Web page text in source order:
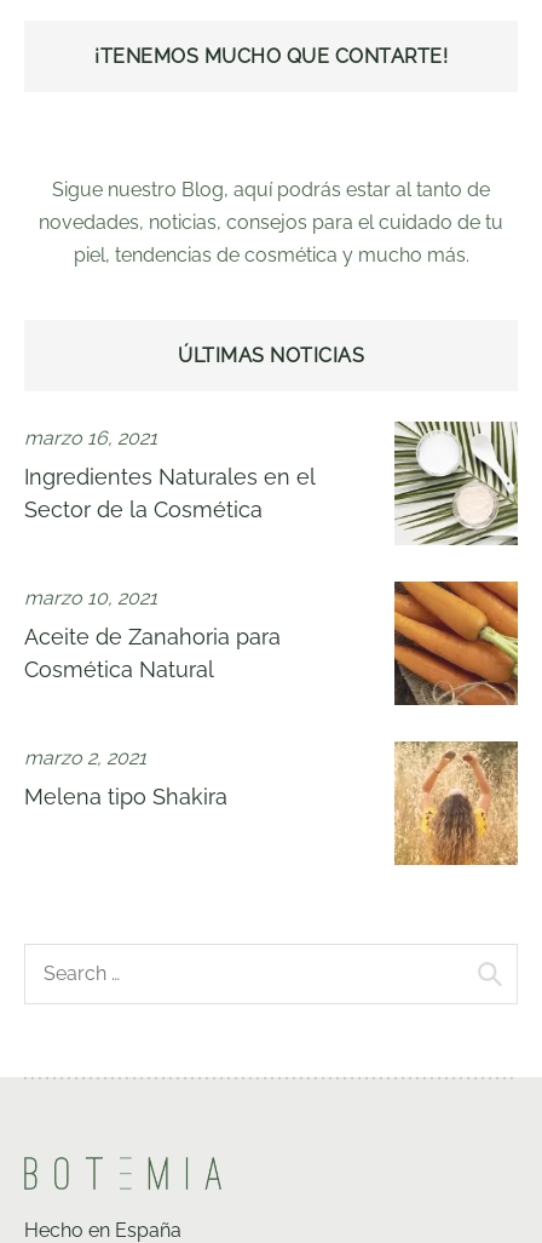
¡TENEMOS MUCHO QUE CONTARTE!
Sigue nuestro Blog, aquí podrás estar al tanto de
novedades, noticias, consejos para el cuidado de tu
piel, tendencias de cosmética y mucho más.
ÚLTIMAS NOTICIAS
marzo 16, 2021
Ingredientes Naturales en el
Sector de la Cosmética
marzo 10, 2021
Aceite de Zanahoria para
Cosmética Natural
marzo 2, 2021
Melena tipo Shakira
Hecho en España